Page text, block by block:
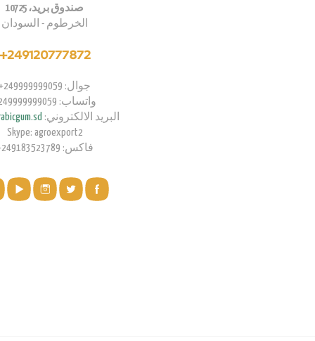
صندوق بريد، 10725
الخرطوم - السودان
249120777872+
جوال: 249999999059+
واتساب: 249999999059+
البريد الالكتروني:
Skype: agroexport2
فاكس: 249183523789+